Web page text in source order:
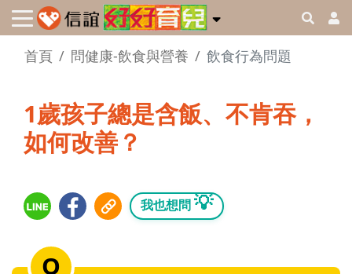
首頁 問健康-飲食與營養 飲食行為問題
1歲孩子總是含飯、不肯吞，
如何改善？
我也想問 💡